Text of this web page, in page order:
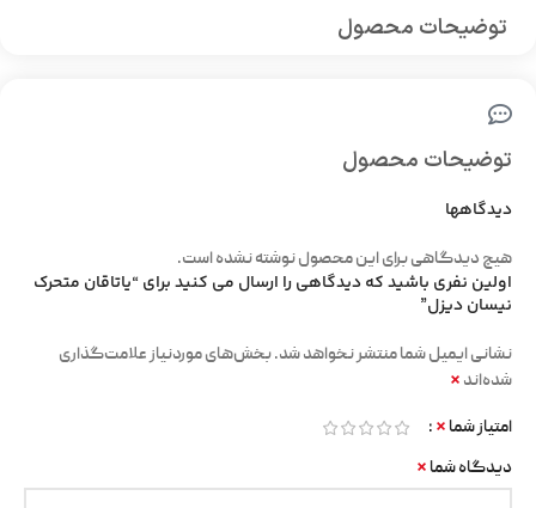
توضیحات محصول
توضیحات محصول
دیدگاهها
هیچ دیدگاهی برای این محصول نوشته نشده است.
اولین نفری باشید که دیدگاهی را ارسال می کنید برای “یاتاقان متحرک
نیسان دیزل”
نشانی ایمیل شما منتشر نخواهد شد.بخش‌های موردنیاز علامت‌گذاری
شده‌اند *
امتیاز شما *
دیدگاه شما *